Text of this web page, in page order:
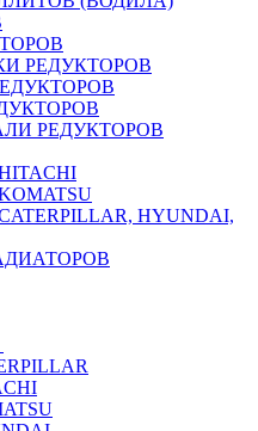
РЕДУКТОРОВ
РЕДУКТОРОВ
HYUNDAI,